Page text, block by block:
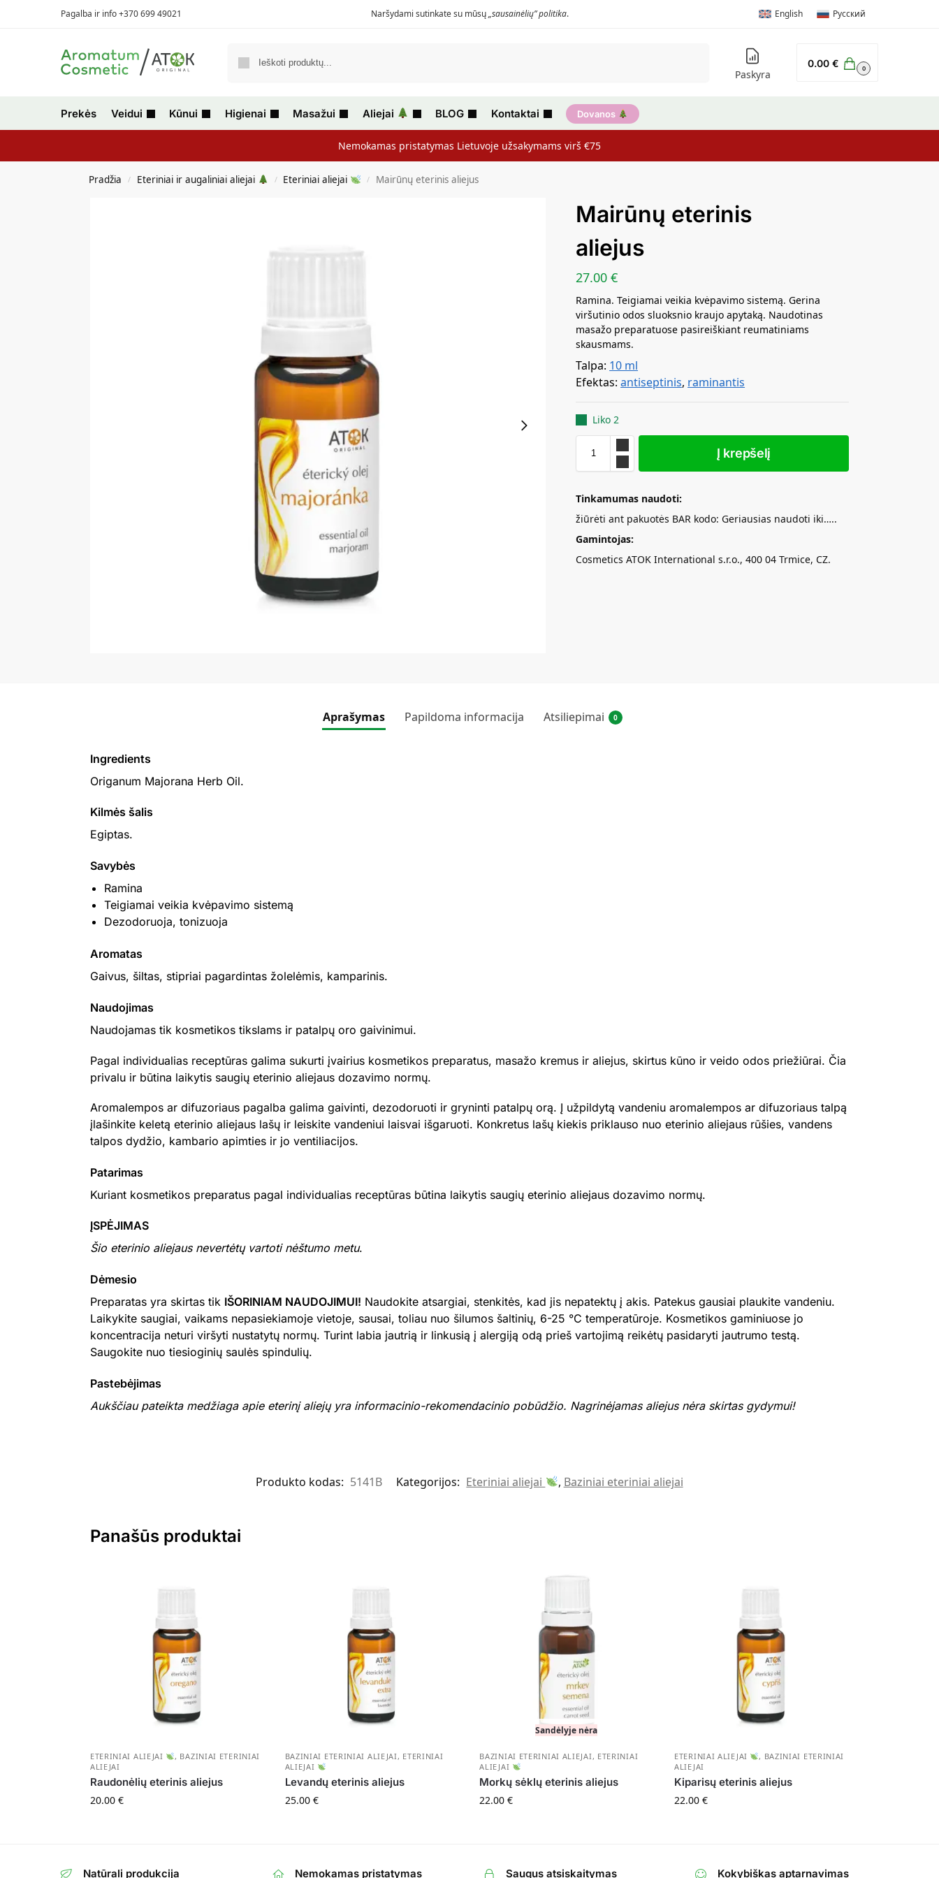
Pagalba ir info +370 699 49021 Naršydami sutinkate su mūsų„sausainėlių” politika. English Русский
Paskyra
0.00 € 0
Prekės Veidui Kūnui Higienai Masažui Aliejai BLOG Kontaktai Dovanos
Nemokamas pristatymas Lietuvoje užsakymams virš €75
Pradžia / Eteriniai ir augaliniai aliejai / Eteriniai aliejai / Mairūnų eterinis aliejus
Mairūnų eterinis
aliejus
27.00€
Ramina. Teigiamai veikia kvėpavimo sistemą. Gerina
viršutinio odos sluoksnio kraujo apytaką. Naudotinas
masažo preparatuose pasireiškiant reumatiniams
skausmams.
Talpa: 10 ml
Efektas:antiseptinis, raminantis
Liko 2
Į krepšelį
Tinkamumas naudoti:
žiūrėti ant pakuotės BAR kodo: Geriausias naudoti iki…..
Gamintojas:
Cosmetics ATOK International s.r.o., 400 04 Trmice, CZ.
Aprašymas Papildoma informacija Atsiliepimai 0
Ingredients
Origanum Majorana Herb Oil.
Kilmės šalis
Egiptas.
Savybės
Ramina
Teigiamai veikia kvėpavimo sistemą
Dezodoruoja, tonizuoja
Aromatas
Gaivus, šiltas, stipriai pagardintas žolelėmis, kamparinis.
Naudojimas
Naudojamas tik kosmetikos tikslams ir patalpų oro gaivinimui.
Pagal individualias receptūras galima sukurti įvairius kosmetikos preparatus, masažo kremus ir aliejus, skirtus kūno ir veido odos priežiūrai. Čia
privalu ir būtina laikytis saugių eterinio aliejaus dozavimo normų.
Aromalempos ar difuzoriaus pagalba galima gaivinti, dezodoruoti ir gryninti patalpų orą. Į užpildytą vandeniu aromalempos ar difuzoriaus talpą
įlašinkite keletą eterinio aliejaus lašų ir leiskite vandeniui laisvai išgaruoti. Konkretus lašų kiekis priklauso nuo eterinio aliejaus rūšies, vandens
talpos dydžio, kambario apimties ir jo ventiliacijos.
Patarimas
Kuriant kosmetikos preparatus pagal individualias receptūras būtina laikytis saugių eterinio aliejaus dozavimo normų.
ĮSPĖJIMAS
Šio eterinio aliejaus nevertėtų vartoti nėštumo metu.
Dėmesio
Preparatas yra skirtas tik IŠORINIAM NAUDOJIMUI! Naudokite atsargiai, stenkitės, kad jis nepatektų į akis. Patekus gausiai plaukite vandeniu.
Laikykite saugiai, vaikams nepasiekiamoje vietoje, sausai, toliau nuo šilumos šaltinių, 6-25 °C temperatūroje. Kosmetikos gaminiuose jo
koncentracija neturi viršyti nustatytų normų. Turint labia jautrią ir linkusią į alergiją odą prieš vartojimą reikėtų pasidaryti jautrumo testą.
Saugokite nuo tiesioginių saulės spindulių.
Pastebėjimas
Aukščiau pateikta medžiaga apie eterinį aliejų yra informacinio-rekomendacinio pobūdžio. Nagrinėjamas aliejus nėra skirtas gydymui!
Produkto kodas: 5141B Kategorijos: Eteriniai aliejai , Baziniai eteriniai aliejai
Panašūs produktai
ETERINIAI ALIEJAI , BAZINIAI ETERINIAI
ALIEJAI
Raudonėlių eterinis aliejus
20.00 €
BAZINIAI ETERINIAI ALIEJAI, ETERINIAI
ALIEJAI
Levandų eterinis aliejus
25.00 €
Sandėlyje nėra
BAZINIAI ETERINIAI ALIEJAI, ETERINIAI
ALIEJAI
Morkų sėklų eterinis aliejus
22.00€
ETERINIAI ALIEJAI , BAZINIAI ETERINIAI
ALIEJAI
Kiparisų eterinis aliejus
22.00€
Natūrali produkcija Nemokamas pristatymas Saugus atsiskaitymas Kokybiškas aptarnavimas